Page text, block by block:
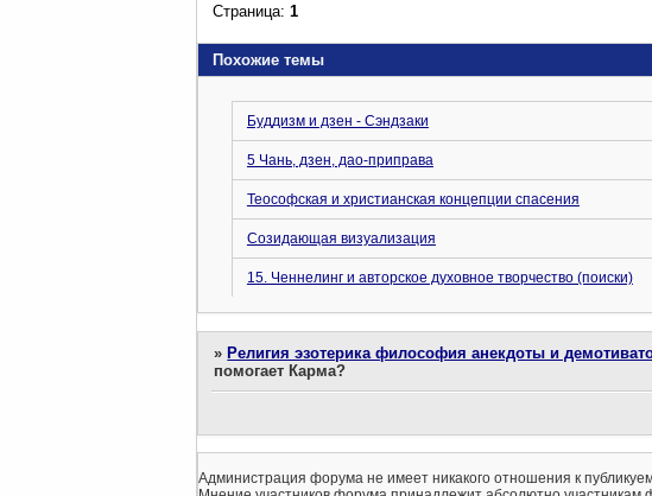
Страница:1
Похожие темы
Буддизм и дзен - Сэндзаки
5 Чань, дзен, дао-приправа
Теософская и христианская концепции спасения
Созидающая визуализация
15. Ченнелинг и авторское духовное творчество (поиски)
» Религия эзотерика философия анекдоты и
помогает Карма?
Администрация форума не имеет никакого отношения к